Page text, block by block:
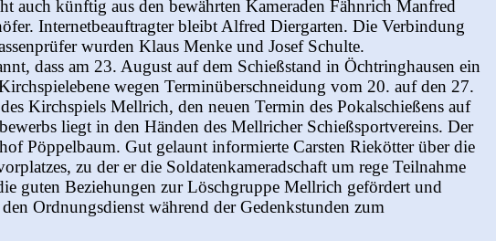
auch künftig aus den bewährten Kameraden Fähnrich Manfred
Internetbeauftragter bleibt Alfred Diergarten. Die Verbindung
wurden Klaus Menke und Josef Schulte.
dass am 23. August auf dem Schießstand in Öchtringhausen ein
wegen Terminüberschneidung vom 20. auf den 27.
Kirchspiels Mellrich, den neuen Termin des Pokalschießens auf
liegt in den Händen des Mellricher Schießsportvereins. Der
Pöppelbaum. Gut gelaunt informierte Carsten Riekötter über die
zu der er die Soldatenkameradschaft um rege Teilnahme
guten Beziehungen zur Löschgruppe Mellrich gefördert und
Ordnungsdienst während der Gedenkstunden zum